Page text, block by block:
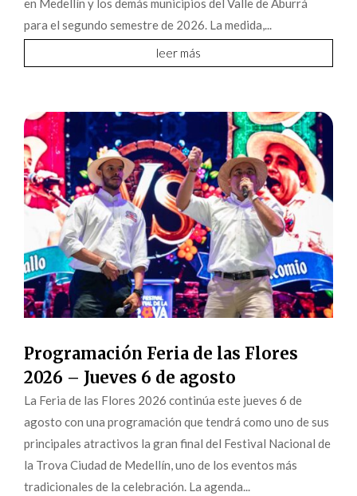
en Medellín y los demás municipios del Valle de Aburrá
para el segundo semestre de 2026. La medida,...
leer más
Programación Feria de las Flores
2026 – Jueves 6 de agosto
La Feria de las Flores 2026 continúa este jueves 6 de
agosto con una programación que tendrá como uno de sus
principales atractivos la gran final del Festival Nacional de
la Trova Ciudad de Medellín, uno de los eventos más
tradicionales de la celebración. La agenda...